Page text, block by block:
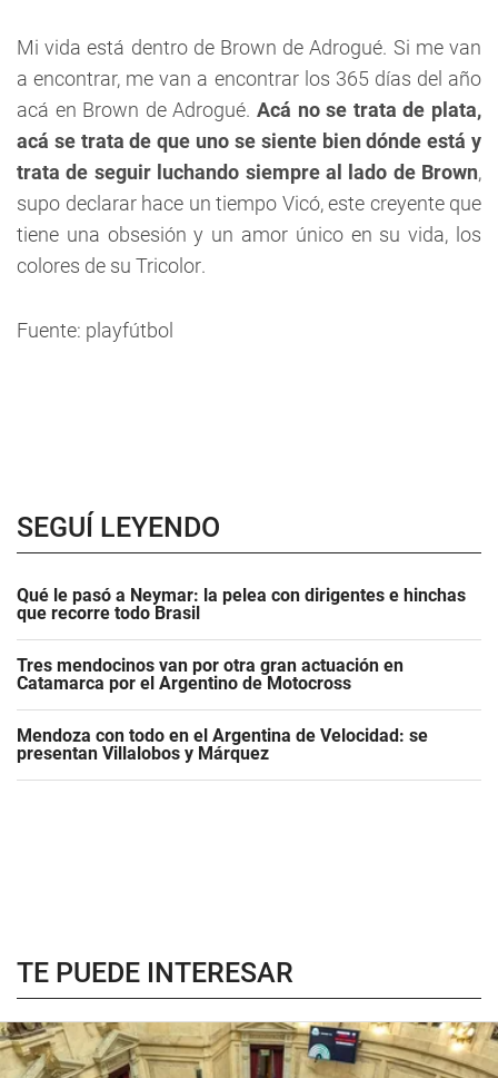
Mi vida está dentro de Brown de Adrogué. Si me van
a encontrar, me van a encontrar los 365 días del año
acá en Brown de Adrogué. Acá no se trata de plata,
acá se trata de que uno se siente bien dónde está y
trata de seguir luchando siempre al lado de Brown,
supo declarar hace un tiempo Vicó, este creyente que
tiene una obsesión y un amor único en su vida, los
colores de su Tricolor.
Fuente: playfútbol
SEGUÍ LEYENDO
Qué le pasó a Neymar: la pelea con dirigentes e hinchas
que recorre todo Brasil
Tres mendocinos van por otra gran actuación en
Catamarca por el Argentino de Motocross
Mendoza con todo en el Argentina de Velocidad: se
presentan Villalobos y Márquez
TE PUEDE INTERESAR